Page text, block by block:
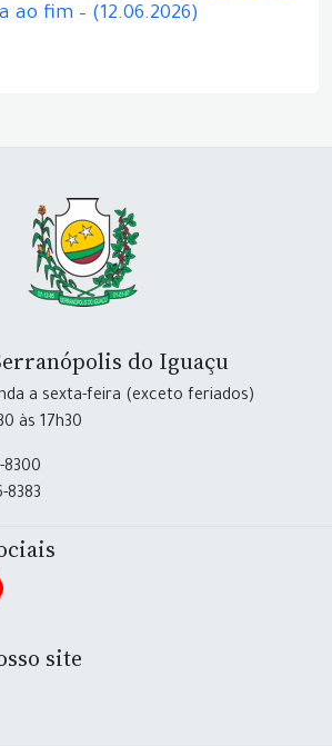
ao fim – (12.06.2026)
do Iguaçu
a sexta-feira (exceto feriados)
às 17h30
8300
8383
site